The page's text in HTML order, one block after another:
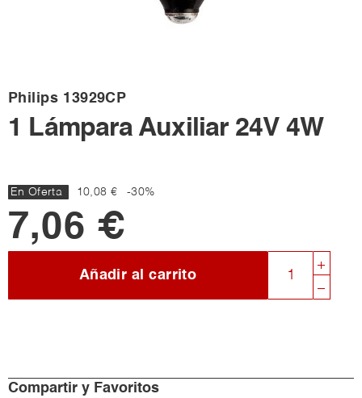
Philips 13929CP
1 Lámpara Auxiliar 24V 4W
En Oferta 10,08 € -30%
7,06 €
Añadir al carrito
Compartir y Favoritos